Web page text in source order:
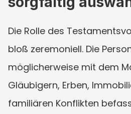
Die Rolle des
bloß zeremoniell. Die
möglicherweise mit dem
Gläubigern, Erben,
familiären Konflikten